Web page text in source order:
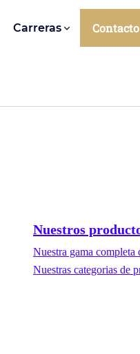
Carreras Contacto
Nuestros
Nuestra gama completa
Nuestras categorias de